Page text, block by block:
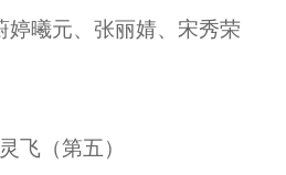
婷曦元、张丽婧、宋秀荣
飞（第五）